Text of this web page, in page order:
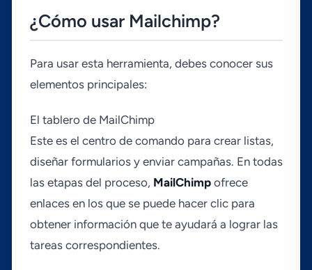
¿Cómo usar Mailchimp?
Para usar esta herramienta, debes conocer sus
elementos principales:
El tablero de MailChimp
Este es el centro de comando para crear listas,
diseñar formularios y enviar campañas. En todas
las etapas del proceso, MailChimp ofrece
enlaces en los que se puede hacer clic para
obtener información que te ayudará a lograr las
tareas correspondientes.